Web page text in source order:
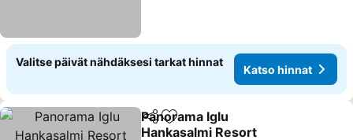
Valitse päivät nähdäksesi tarkat hinnat
Katso hinnat
Jaa Lisää suosikkeihin
Panorama Iglu
Hankasalmi Resort